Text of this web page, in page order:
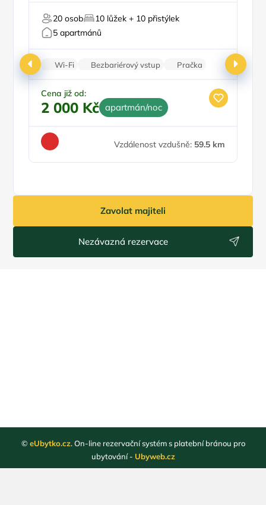
Sauna
Šipky
20 osob
10 lůžek + 10 přistýlek
5 apartmánů
Wi-Fi Bezbariérový vstup
Pračka
Parkování zdarma
Cena již od:
2 000 Kč apartmán/noc
Vzdálenost vzdušně: 59.5 km
Zavolat majiteli
Nezávazná rezervace
© eUbytko.cz. On-line rezervační systém s platební bránou pro
ubytování - Ubyweb.cz